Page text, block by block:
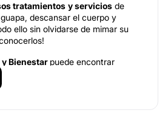
tratamientos y servicios de
descansar el cuerpo y
ello sin olvidarse de mimar su
Bienestar puede encontrar
variados y diferentes productos
cosméticos son profesionales y